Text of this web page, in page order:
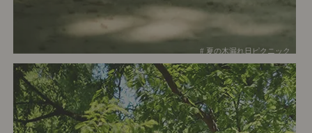
# 夏の木漏れ日ピクニック